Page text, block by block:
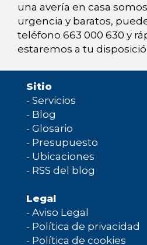
una avería en casa somos
urgencia y baratos,
teléfono 663 000 630 y
estaremos a tu
Sitio
- Servicios
- Blog
- Glosario
- Presupuesto
- Ubicaciones
- RSS del blog
Legal
- Aviso Legal
- Política de privacidad
- Política de cookies